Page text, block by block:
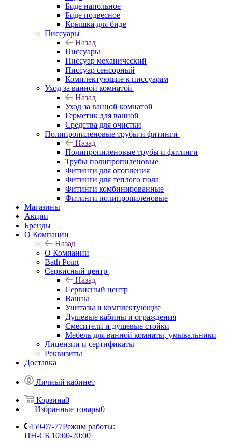
Биде напольное
Биде подвесное
Крышка для биде
Писсуары
Назад
Писсуары
Писсуар механический
Писсуар сенсорный
Комплектующие к писсуарам
Уход за ванной комнатой
Назад
Уход за ванной комнатой
Герметик для ванной
Средства для очистки
Полипропиленовые трубы и фитинги
Назад
Полипропиленовые трубы и фитинги
Трубы полипропиленовые
Фитинги для отопления
Фитинги для теплого пола
Фитинги комбинированные
Фитинги полипропиленовые
Магазины
Акции
Бренды
О Компании
Назад
О Компании
Bath Point
Сервисный центр
Назад
Сервисный центр
Ванны
Унитазы и комплектующие
Душевые кабины и ограждения
Смесители и душевые стойки
Мебель для ванной комнаты, умывальники
Лицензии и сертификаты
Реквизиты
Доставка
Личный кабинет
Корзина0
Избранные товары0
459-07-77Режим работы:
ПН-СБ 10:00-20:00